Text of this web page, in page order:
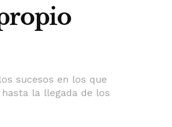
sucesos en los que
la llegada de los